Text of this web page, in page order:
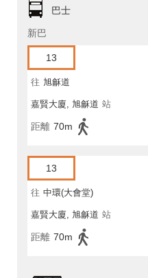
巴士
新巴
13
往 旭龢道
嘉賢大廈, 旭龢道 站
距離 70m
13
往 中環(大會堂)
嘉賢大廈, 旭龢道 站
距離 70m